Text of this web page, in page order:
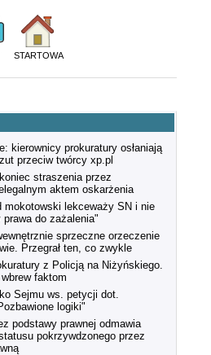
STARTOWA
kierownicy prokuratury osłaniają
przeciw twórcy xp.pl
straszenia przez
aktem oskarżenia
mokotowski lekceważy SN i nie
do zażalenia"
sprzeczne orzeczenie
Przegrał ten, co zwykle
z Policją na Niżyńskiego.
faktom
Sejmu ws. petycji dot.
logiki"
podstawy prawnej odmawia
pokrzywdzonego przez